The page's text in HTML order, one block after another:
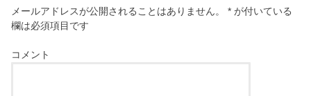
メールアドレスが公開されることはありません。 * が付いている
欄は必須項目です
コメント